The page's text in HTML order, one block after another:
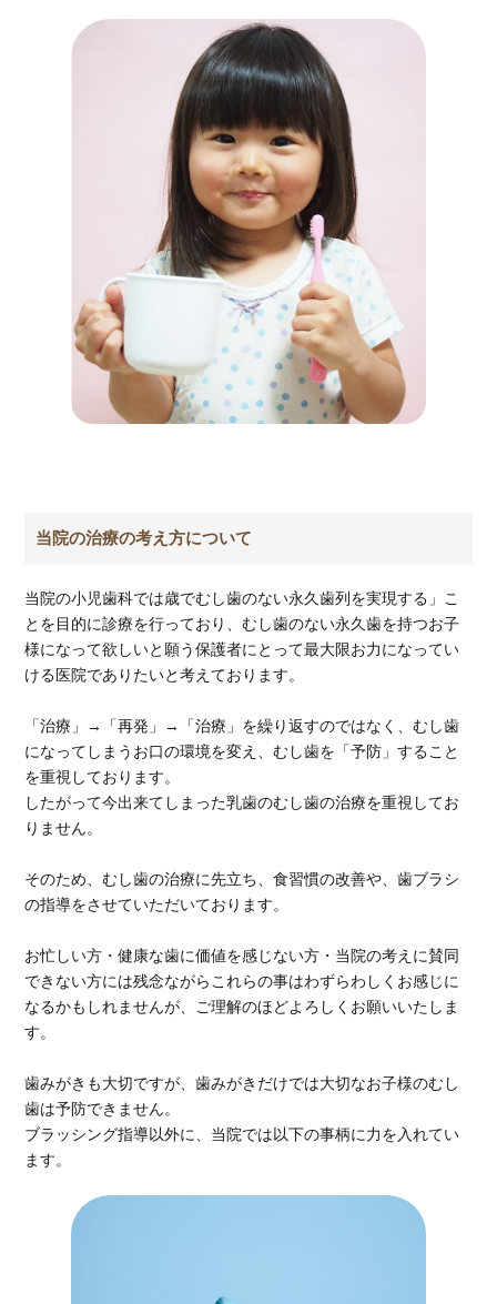
当院の治療の考え方について
当院の小児歯科では歳でむし歯のない永久歯列を実現する」こ
とを目的に診療を行っており、むし歯のない永久歯を持つお子
様になって欲しいと願う保護者にとって最大限お力になってい
ける医院でありたいと考えております。
「治療」→「再発」→「治療」を繰り返すのではなく、むし歯
になってしまうお口の環境を変え、むし歯を 「予防 」すること
を重視しております。
したがって今出来てしまった乳歯のむし歯の治療を重視してお
りません。
そのため、むし歯の治療に先立ち、食習慣の改善や、歯ブラシ
の指導をさせていただいております。
お忙しい方・健康な歯に価値を感じない方・当院の考えに賛同
できない方には残念ながらこれらの事はわずらわしくお感じに
なるかもしれませんが、ご理解のほどよろしくお願いいたしま
す。
歯みがきも大切ですが、歯みがきだけでは大切なお子様のむし
歯は予防できません。
ブラッシング指導以外に、当院では以下の事柄に力を入れてい
ます。